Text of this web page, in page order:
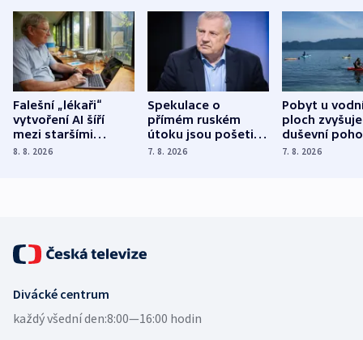
Falešní „lékaři“
vytvoření AI šíří
mezi staršími
Poláky nebezpečné
8. 8. 2026
Spekulace o
přímém ruském
útoku jsou pošetilé,
míní estonský
7. 8. 2026
Pobyt u
ploch zvyšuje
duševní
ukázala
7. 8. 2026
Divácké centrum
každý všední den:8:00—16:00 hodin